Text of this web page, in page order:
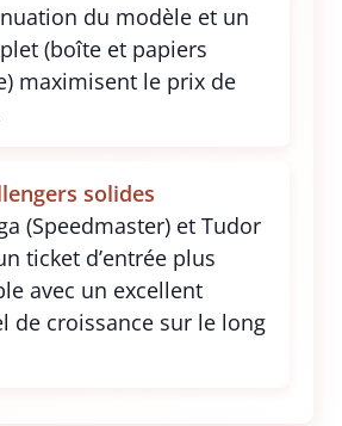
du modèle et un
(boîte et papiers
maximisent le prix de
solides
(Speedmaster) et Tudor
ticket d’entrée plus
avec un excellent
de croissance sur le long